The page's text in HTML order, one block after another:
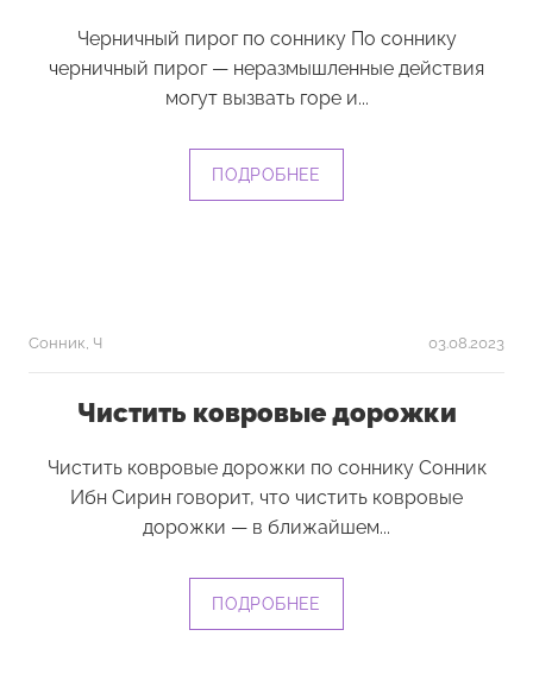
Черничный пирог по соннику По соннику
черничный пирог — неразмышленные действия
могут вызвать горе и...
ПОДРОБНЕЕ
Сонник, Ч 03.08.2023
Чистить ковровые дорожки
Чистить ковровые дорожки по соннику Сонник
Ибн Сирин говорит, что чистить ковровые
дорожки — в ближайшем...
ПОДРОБНЕЕ